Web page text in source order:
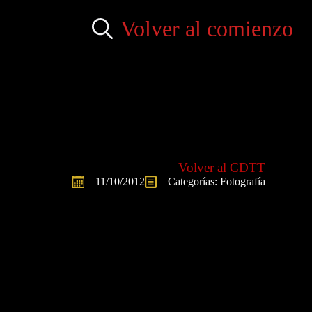
Volver al comienzo
Volver al CDTT
11/10/2012 Categorías: Fotografía